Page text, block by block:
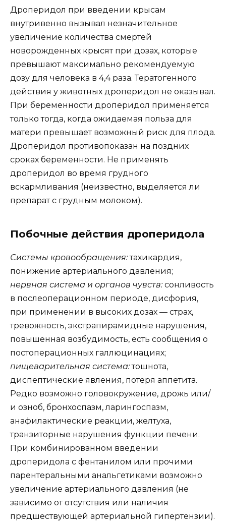
Дроперидол при введении крысам
внутривенно вызывал незначительное
увеличение количества смертей
новорожденных крысят при дозах, которые
превышают максимально рекомендуемую
дозу для человека в 4,4 раза. Тератогенного
действия у животных дроперидол не оказывал.
При беременности дроперидол применяется
только тогда, когда ожидаемая польза для
матери превышает возможный риск для плода.
Дроперидол противопоказан на поздних
сроках беременности. Не применять
дроперидол во время грудного
вскармливания (неизвестно, выделяется ли
препарат с грудным молоком).
Побочные действия дроперидола
Системы кровообращения:тахикардия,
понижение артериального давления;
нервная система и органов чувств:сонливость
в послеоперационном периоде, дисфория,
при применении в высоких дозах — страх,
тревожность, экстрапирамидные нарушения,
повышенная возбудимость, есть сообщения о
постоперационных галлюцинациях;
пищеварительная система:тошнота,
диспептические явления, потеря аппетита.
Редко возможно головокружение, дрожь или/
и озноб, бронхоспазм, ларингоспазм,
анафилактические реакции, желтуха,
транзиторные нарушения функции печени.
При комбинированном введении
дроперидола с фентанилом или прочими
парентеральными анальгетиками возможно
увеличение артериального давления (не
зависимо от отсутствия или наличия
предшествующей артериальной гипертензии).